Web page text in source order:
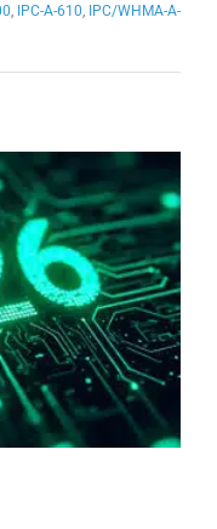
IPC-A-610 IPC/WHMA-A-